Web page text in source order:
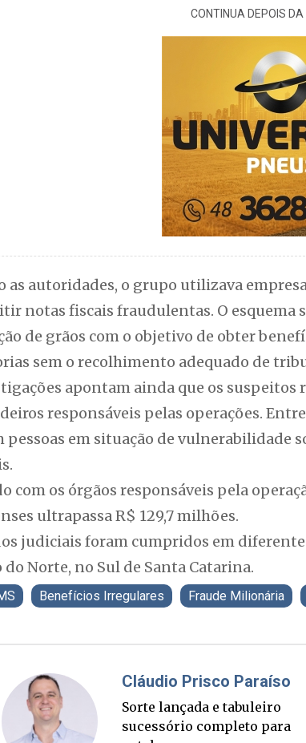
CONTINUA DEPOIS DA
as autoridades, o grupo utilizava
notas fiscais fraudulentas. O esquema
de grãos com o objetivo de obter
sem o recolhimento adequado de
apontam ainda que os suspeitos
responsáveis pelas operações.
pessoas em situação de vulnerabilidade
com os órgãos responsáveis pela
ultrapassa R$ 129,7 milhões.
judiciais foram cumpridos em
do Norte, no Sul de Santa Catarina.
Benefícios Irregulares Fraude Milionária
Fabiano Bordignon
Ponte Anita Garibaldi virou
palanque eleitoral